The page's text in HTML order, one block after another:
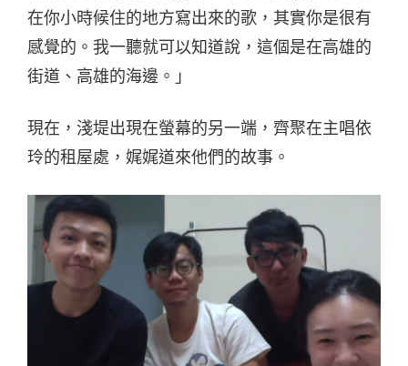
在你小時候住的地方寫出來的歌，其實你是很有
感覺的。我一聽就可以知道說，這個是在高雄的
街道、高雄的海邊。」
現在，淺堤出現在螢幕的另一端，齊聚在主唱依
玲的租屋處，娓娓道來他們的故事。